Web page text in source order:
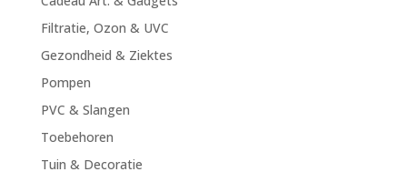
Filtratie, Ozon & UVC
Gezondheid & Ziektes
Pompen
PVC & Slangen
Toebehoren
Tuin & Decoratie